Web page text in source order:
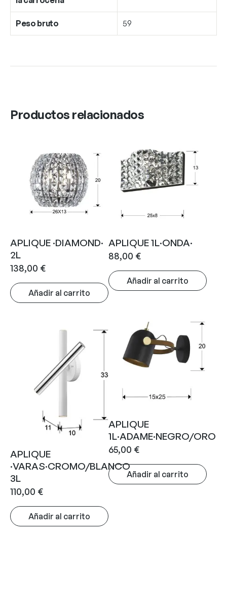
Peso bruto 59
Productos relacionados
APLIQUE ·DIAMOND·
2L
138,00 €
Añadir al carrito
APLIQUE 1L·ONDA·
88,00 €
Añadir al carrito
APLIQUE
·VARAS·CROMO/BLANCO
3L
110,00 €
Añadir al carrito
APLIQUE
1L·ADAME·NEGRO/ORO
65,00 €
Añadir al carrito